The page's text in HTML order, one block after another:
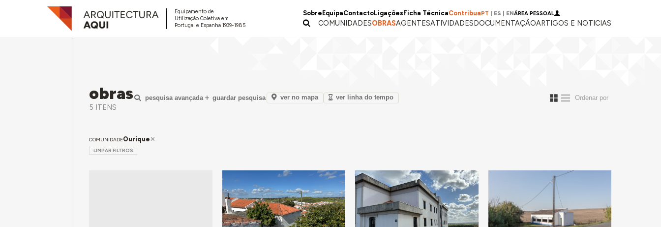
Equipamento de
Utilização Coletiva em
Portugal e Espanha 1939-1985
Sobre EquipaContactoLigações Ficha TécnicaContribuaPT ES ENÁREA PESSOAL
COMUNIDADESOBRASAGENTESATIVIDADESDOCUMENTAÇÃOARTIGOS E NOTICIAS
obras
5 ITENS
pesquisa avançada guardar pesquisa ver no mapa ver linha do tempo
COMUNIDADEOurique
LIMPAR FILTROS